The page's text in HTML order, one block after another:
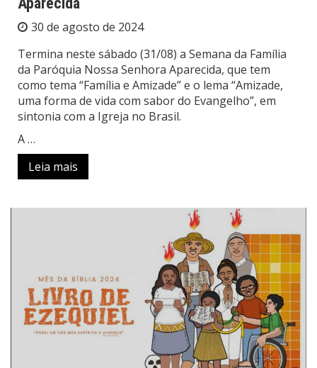
30 de agosto de 2024
Termina neste sábado (31/08) a Semana da Família
da Paróquia Nossa Senhora Aparecida, que tem
como tema “Família e Amizade” e o lema “Amizade,
uma forma de vida com sabor do Evangelho”, em
sintonia com a Igreja no Brasil.
A …
Leia mais